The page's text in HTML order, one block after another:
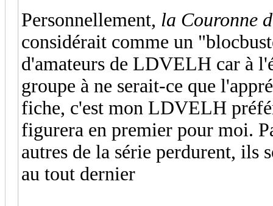
Personnellement, la Couronne
considérait comme un
d'amateurs de LDVELH car à
groupe à ne serait-ce que
fiche, c'est mon LDVELH
figurera en premier pour moi.
autres de la série perdurent, ils
au tout dernier